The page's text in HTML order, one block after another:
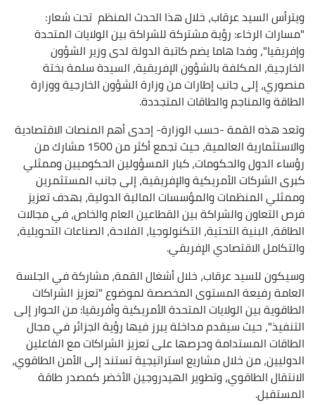
ويترأس السيد عرقاب، خلال هذا الحدث المنظم تحت شعار:
"مسارات الرخاء: رؤية مشتركة للشراكة بين الولايات المتحدة
وإفريقيا"، وفدا هاما يضم كاتبة الدولة لدى وزير الشؤون
الخارجية، المكلفة بالشؤون الإفريقية، السيدة سلمة بختة
منصوري، إلى جانب إطارات من وزارة الشؤون الخارجية ووزارة
الطاقة والمناجم والطاقات المتجددة.
وتعد هذه القمة -حسب الوزارة- إحدى أهم المنصات الاقتصادية
والاستثمارية العالمية، حيث تجمع أكثر من 1500 مشارك من
رؤساء الدول والحكومات، كبار المسؤولين الحكوميين وممثلي
كبرى الشركات الأمريكية والإفريقية، إلى جانب المستثمرين
وممثلي المنظمات والمؤسسات المالية الدولية، بهدف تعزيز
فرص التعاون والشراكة بين القطاعين العام والخاص، في مجالات
الطاقة، البنية التحتية، التكنولوجيا، الفلاحة، الصناعات التحويلية،
والتكامل الاقتصادي الإفريقي.
وسيكون للسيد عرقاب، خلال أشغال القمة، مشاركة في الجلسة
العامة رفيعة المستوى المخصصة لموضوع "تعزيز الشراكات
الطاقوية بين الولايات المتحدة الأمريكية وأفريقيا: من الحوار إلى
التنفيذ"، حيث سيقدم مداخلة يبرز فيها رؤية الجزائر في مجال
الطاقات المستدامة وحرصها على تعزيز الشراكات مع الفاعلين
الدوليين، من خلال مشاريع استراتيجية تستند إلى الأمن الطاقوي،
الانتقال الطاقوي، وتطوير الهيدروجين الأخضر كمصدر طاقة
المستقبل.